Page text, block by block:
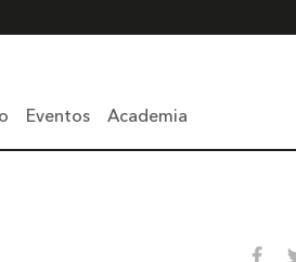
Eventos Academia